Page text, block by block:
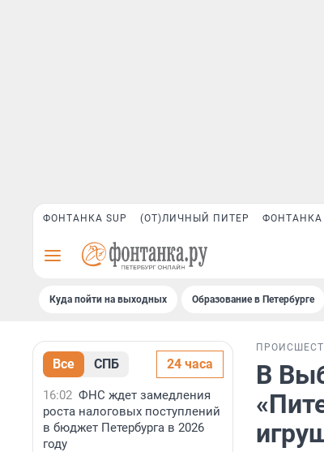
ФОНТАНКА SUP (ОТ)ЛИЧНЫЙ ПИТЕР ФОНТАНКА
Куда пойти на выходных Образование в Петербурге
Все СПБ 24 часа
16:02 ФНС ждет замедления
роста налоговых поступлений
в бюджет Петербурга в 2026
году
В